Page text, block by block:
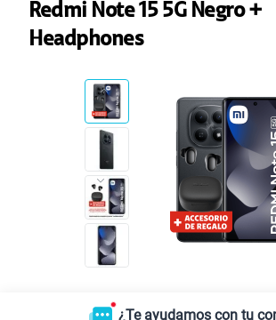
Redmi Note 15 5G Negro +
Headphones
¿Te ayudamos con tu